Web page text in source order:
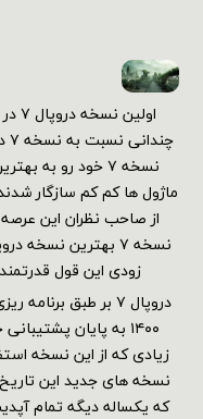
نسخه ۷ خود رو به
نسخه ۷ بهترین
زودی این قول
دروپال ۷ بر طبق
۱۴۰۰ به پایان
زیادی که از این نسخه
که یکساله دیگه تمام